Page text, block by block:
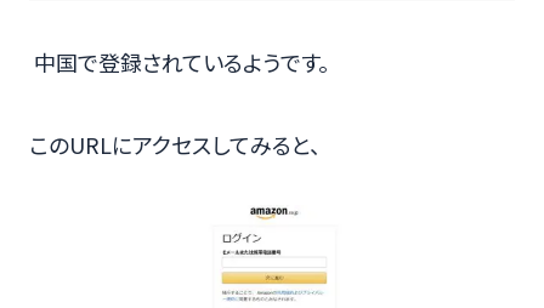
中国で登録されているようです。
このURLにアクセスしてみると、